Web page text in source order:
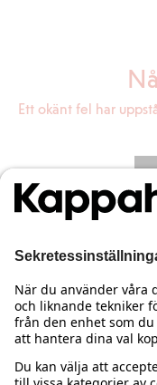
Ett okänt fel har